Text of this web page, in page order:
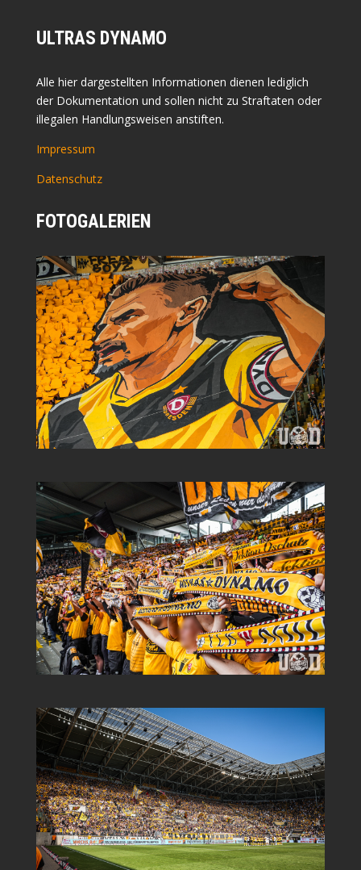
ULTRAS DYNAMO
Alle hier dargestellten Informationen dienen lediglich
der Dokumentation und sollen nicht zu Straftaten oder
illegalen Handlungsweisen anstiften.
Impressum
Datenschutz
FOTOGALERIEN